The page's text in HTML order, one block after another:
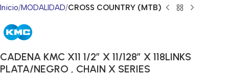
Inicio MODALIDAD CROSS COUNTRY (MTB)
CADENA KMC X11 1/2″ X 11/128″ X 118LINKS
PLATA/NEGRO , CHAIN X SERIES